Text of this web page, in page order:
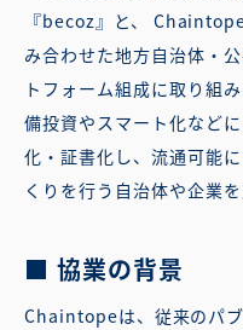
『becoz』と、
み合わせた地方自治体・
トフォーム組成に取り組
備投資やスマート化など
化・証書化し、流通可能
くりを行う自治体や企業を
■ 協業の背景
Chaintopeは、従来のパ